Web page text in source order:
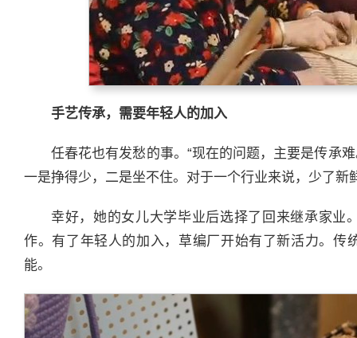
手艺传承，需要年轻人的加入
任春花也有发愁的事。“现在的问题，主要是传承
一是挣得少，二是坐不住。对于一个行业来说，少了新
幸好，她的女儿大学毕业后选择了回来继承家业
作。有了年轻人的加入，草编厂开始有了新活力。传
能。